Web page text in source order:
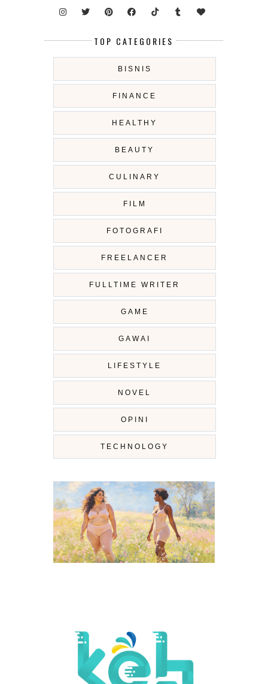
TOP CATEGORIES
BISNIS
FINANCE
HEALTHY
BEAUTY
CULINARY
FILM
FOTOGRAFI
FREELANCER
FULLTIME WRITER
GAME
GAWAI
LIFESTYLE
NOVEL
OPINI
TECHNOLOGY